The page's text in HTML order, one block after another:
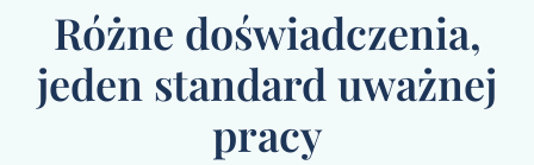
Różne doświadczenia,
jeden standard uważnej
pracy